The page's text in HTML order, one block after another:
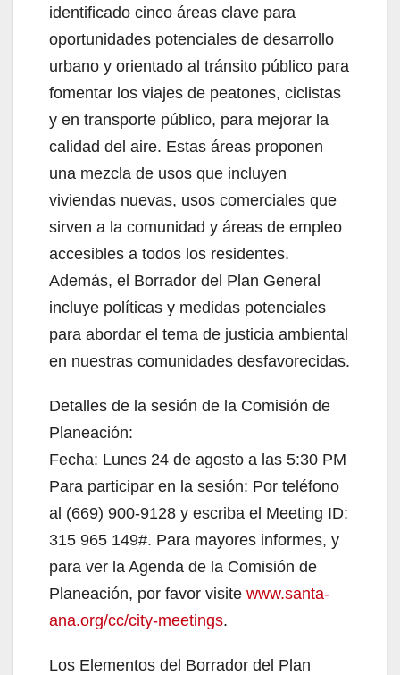
identificado cinco áreas clave para
oportunidades potenciales de desarrollo
urbano y orientado al tránsito público para
fomentar los viajes de peatones, ciclistas
y en transporte público, para mejorar la
calidad del aire. Estas áreas proponen
una mezcla de usos que incluyen
viviendas nuevas, usos comerciales que
sirven a la comunidad y áreas de empleo
accesibles a todos los residentes.
Además, el Borrador del Plan General
incluye políticas y medidas potenciales
para abordar el tema de justicia ambiental
en nuestras comunidades desfavorecidas.
Detalles de la sesión de la Comisión de
Planeación:
Fecha: Lunes 24 de agosto a las 5:30 PM
Para participar en la sesión: Por teléfono
al (669) 900-9128 y escriba el Meeting ID:
315 965 149#. Para mayores informes, y
para ver la Agenda de la Comisión de
Planeación, por favor visite www.santa-
ana.org/cc/city-meetings.
Los Elementos del Borrador del Plan